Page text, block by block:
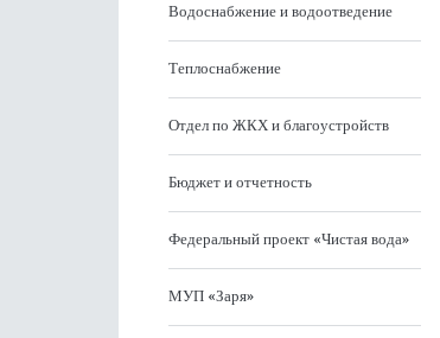
Водоснабжение и водоотведение
Теплоснабжение
Отдел по ЖКХ и благоустройств
Бюджет и отчетность
Федеральный проект «Чистая вода»
МУП «Заря»